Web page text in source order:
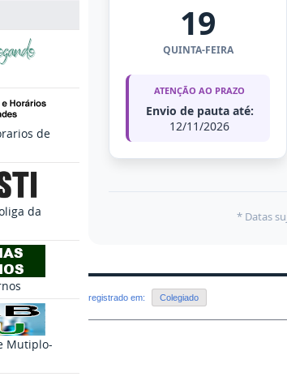
de
da
Mutiplo-
19
QUINTA-FEIRA
ATENÇÃO AO PRAZO
Envio de pauta até:
12/11/2026
* Datas
registrado em: Colegiado